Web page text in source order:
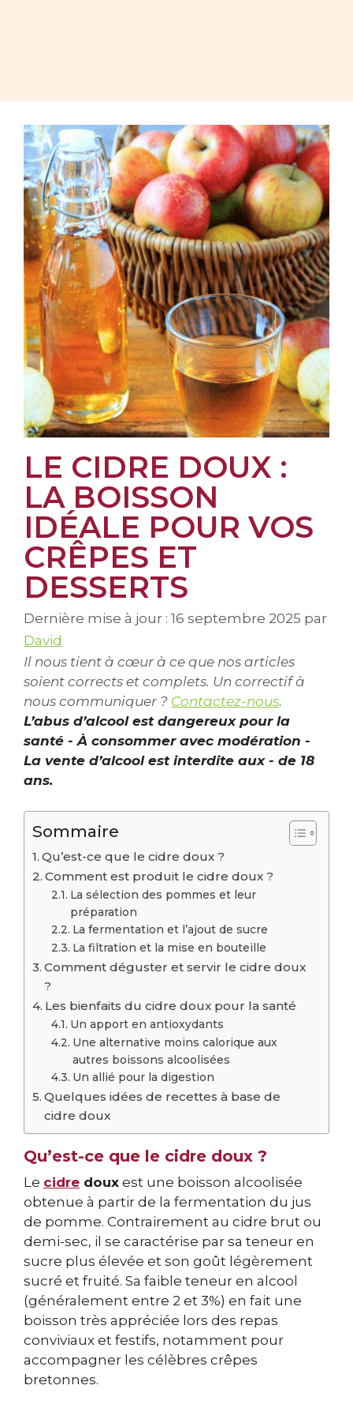
LE CIDRE DOUX :
LA BOISSON
IDÉALE POUR VOS
CRÊPES ET
DESSERTS
Dernière mise à jour : 16 septembre 2025 par
David
Il nous tient à cœur à ce que nos articles
soient corrects et complets. Un correctif à
nous communiquer ? Contactez-nous.
L’abus d’alcool est dangereux pour la
santé - À consommer avec modération -
La vente d’alcool est interdite aux - de 18
ans.
Sommaire
Qu’est-ce que le cidre doux ?
Comment est produit le cidre doux ?
La sélection des pommes et leur
préparation
La fermentation et l’ajout de sucre
La filtration et la mise en bouteille
Comment déguster et servir le cidre doux
?
Les bienfaits du cidre doux pour la santé
Un apport en antioxydants
Une alternative moins calorique aux
autres boissons alcoolisées
Un allié pour la digestion
Quelques idées de recettes à base de
cidre doux
Qu’est-ce que le cidre doux ?
Le cidre doux est une boisson alcoolisée
obtenue à partir de la fermentation du jus
de pomme. Contrairement au cidre brut ou
demi-sec, il se caractérise par sa teneur en
sucre plus élevée et son goût légèrement
sucré et fruité. Sa faible teneur en alcool
(généralement entre 2 et 3%) en fait une
boisson très appréciée lors des repas
conviviaux et festifs, notamment pour
accompagner les célèbres crêpes
bretonnes.